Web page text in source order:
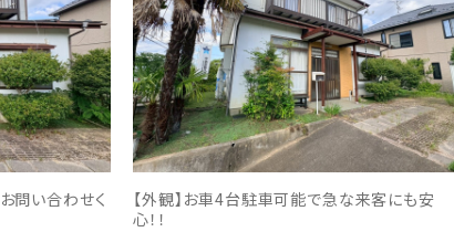
問い合わせく
【外観】お車4台駐車可能で急な来客にも安
心！！